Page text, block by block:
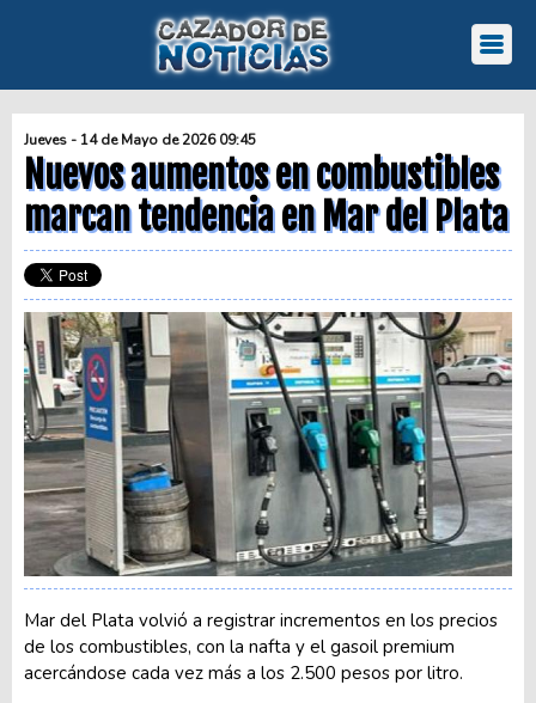
Jueves - 14 de Mayo de 2026 09:45
Nuevos aumentos en combustibles
marcan tendencia en Mar del Plata
Mar del Plata volvió a registrar incrementos en los precios
de los combustibles, con la nafta y el gasoil premium
acercándose cada vez más a los 2.500 pesos por litro.